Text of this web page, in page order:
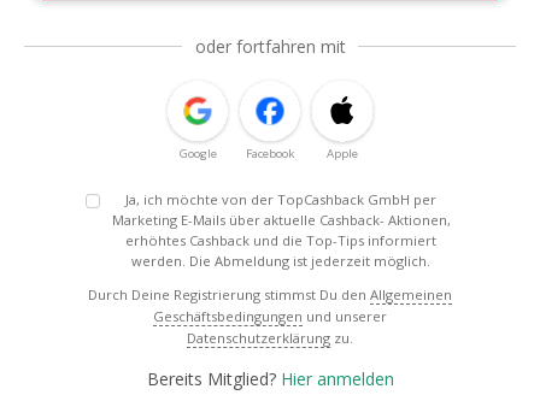
oder fortfahren mit
Google Facebook Apple
Ja, ich möchte von der TopCashback GmbH per
Marketing E-Mails über aktuelle Cashback- Aktionen,
erhöhtes Cashback und die Top-Tips informiert
werden. Die Abmeldung ist jederzeit möglich.
Durch Deine Registrierung stimmst Du den Allgemeinen
Geschäftsbedingungen und unserer
Datenschutzerklärung zu.
Bereits Mitglied? Hier anmelden